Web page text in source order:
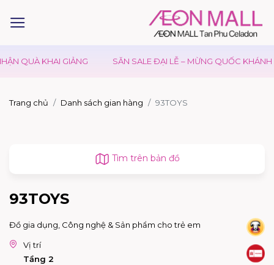
QUÀ KHAI GIẢNG SĂN SALE ĐẠI LỄ – MỪNG QUỐC KHÁNH
Trang chủ Danh sách gian hàng 93TOYS
Tìm trên bản đồ
93TOYS
Đồ gia dụng, Công nghệ & Sản phẩm cho trẻ em
Vị trí
Tầng 2